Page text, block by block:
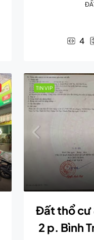
4
TIN VIP
Đất thổ cư
2 p. Bình